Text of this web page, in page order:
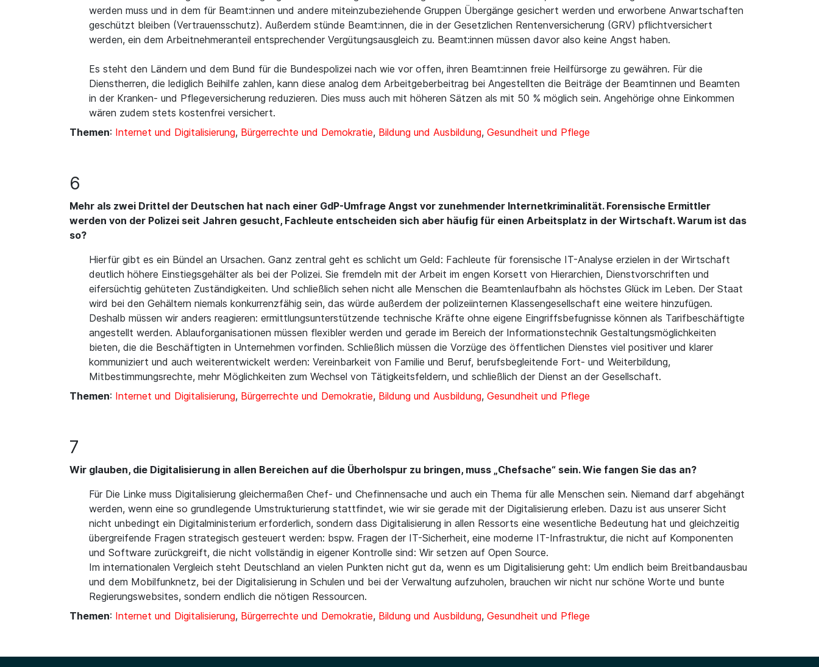
werden muss und in dem für Beamt:innen und andere miteinzubeziehende Gruppen Übergänge gesichert werden und erworbene Anwartschaften
geschützt bleiben (Vertrauensschutz). Außerdem stünde Beamt:innen, die in der Gesetzlichen Rentenversicherung (GRV) pflichtversichert
werden, ein dem Arbeitnehmeranteil entsprechender Vergütungsausgleich zu. Beamt:innen müssen davor also keine Angst haben.
Es steht den Ländern und dem Bund für die Bundespolizei nach wie vor offen, ihren Beamt:innen freie Heilfürsorge zu gewähren. Für die
Dienstherren, die lediglich Beihilfe zahlen, kann diese analog dem Arbeitgeberbeitrag bei Angestellten die Beiträge der Beamtinnen und Beamten
in der Kranken- und Pflegeversicherung reduzieren. Dies muss auch mit höheren Sätzen als mit 50 % möglich sein. Angehörige ohne Einkommen
wären zudem stets kostenfrei versichert.
Themen: Internet und Digitalisierung, Bürgerrechte und Demokratie, Bildung und Ausbildung, Gesundheit und Pflege
6
Mehr als zwei Drittel der Deutschen hat nach einer GdP-Umfrage Angst vor zunehmender Internetkriminalität. Forensische Ermittler
werden von der Polizei seit Jahren gesucht, Fachleute entscheiden sich aber häufig für einen Arbeitsplatz in der Wirtschaft. Warum ist das
so?
Hierfür gibt es ein Bündel an Ursachen. Ganz zentral geht es schlicht um Geld: Fachleute für forensische IT-Analyse erzielen in der Wirtschaft
deutlich höhere Einstiegsgehälter als bei der Polizei. Sie fremdeln mit der Arbeit im engen Korsett von Hierarchien, Dienstvorschriften und
eifersüchtig gehüteten Zuständigkeiten. Und schließlich sehen nicht alle Menschen die Beamtenlaufbahn als höchstes Glück im Leben. Der Staat
wird bei den Gehältern niemals konkurrenzfähig sein, das würde außerdem der polizeiinternen Klassengesellschaft eine weitere hinzufügen.
Deshalb müssen wir anders reagieren: ermittlungsunterstützende technische Kräfte ohne eigene Eingriffsbefugnisse können als Tarifbeschäftigte
angestellt werden. Ablauforganisationen müssen flexibler werden und gerade im Bereich der Informationstechnik Gestaltungsmöglichkeiten
bieten, die die Beschäftigten in Unternehmen vorfinden. Schließlich müssen die Vorzüge des öffentlichen Dienstes viel positiver und klarer
kommuniziert und auch weiterentwickelt werden: Vereinbarkeit von Familie und Beruf, berufsbegleitende Fort- und Weiterbildung,
Mitbestimmungsrechte, mehr Möglichkeiten zum Wechsel von Tätigkeitsfeldern, und schließlich der Dienst an der Gesellschaft.
Themen: Internet und Digitalisierung, Bürgerrechte und Demokratie, Bildung und Ausbildung, Gesundheit und Pflege
7
Wir glauben, die Digitalisierung in allen Bereichen auf die Überholspur zu bringen, muss „Chefsache“ sein. Wie fangen Sie das an?
Für Die Linke muss Digitalisierung gleichermaßen Chef- und Chefinnensache und auch ein Thema für alle Menschen sein. Niemand darf abgehängt
werden, wenn eine so grundlegende Umstrukturierung stattfindet, wie wir sie gerade mit der Digitalisierung erleben. Dazu ist aus unserer Sicht
nicht unbedingt ein Digitalministerium erforderlich, sondern dass Digitalisierung in allen Ressorts eine wesentliche Bedeutung hat und gleichzeitig
übergreifende Fragen strategisch gesteuert werden: bspw. Fragen der IT-Sicherheit, eine moderne IT-Infrastruktur, die nicht auf Komponenten
und Software zurückgreift, die nicht vollständig in eigener Kontrolle sind: Wir setzen auf Open Source.
Im internationalen Vergleich steht Deutschland an vielen Punkten nicht gut da, wenn es um Digitalisierung geht: Um endlich beim Breitbandausbau
und dem Mobilfunknetz, bei der Digitalisierung in Schulen und bei der Verwaltung aufzuholen, brauchen wir nicht nur schöne Worte und bunte
Regierungswebsites, sondern endlich die nötigen Ressourcen.
Themen: Internet und Digitalisierung, Bürgerrechte und Demokratie, Bildung und Ausbildung, Gesundheit und Pflege